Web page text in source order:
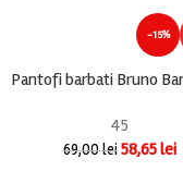
-15%
45
69,00lei 58,65lei